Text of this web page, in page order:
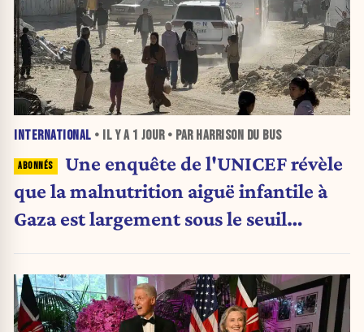
INTERNATIONAL • IL Y A 1 JOUR• PAR HARRISON DU BUS
Une enquête de l'UNICEF révèle
que la malnutrition aiguë infantile à
Gaza est largement sous le seuil